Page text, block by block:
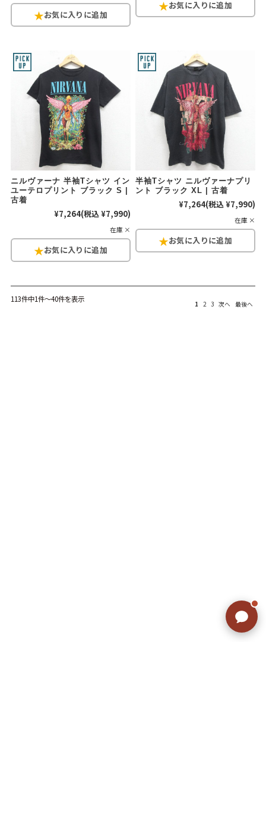
ニルヴァーナ 半袖Tシャツ イン
ユーテロプリント ブラック S |
古着
¥7,264(税込 ¥7,990)
在庫 ×
半袖Tシャツ ニルヴァーナプリ
ント ブラック XL | 古着
¥7,264(税込 ¥7,990)
在庫 ×
113件中1件～40件を表示
1 2 3 次へ 最後へ